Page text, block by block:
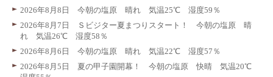
2026年8月8日 今朝の塩原 晴れ 気温25℃ 湿度59％
2026年8月7日 Ｓビジター夏まつりスタート！ 今朝の塩原 晴
れ 気温26℃ 湿度58％
2026年8月6日 今朝の塩原 晴れ 気温22℃ 湿度57％
2026年8月5日 夏の甲子園開幕！ 今朝の塩原 快晴 気温20℃